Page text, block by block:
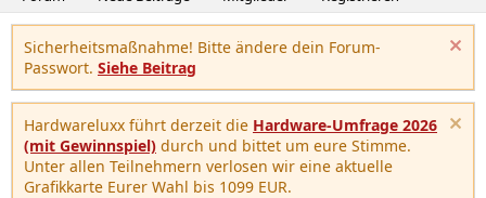
Sicherheitsmaßnahme! Bitte ändere dein Forum-
Passwort. Siehe Beitrag
Hardwareluxx führt derzeit die Hardware-Umfrage 2026
(mit Gewinnspiel) durch und bittet um eure Stimme.
Unter allen Teilnehmern verlosen wir eine aktuelle
Grafikkarte Eurer Wahl bis 1099 EUR.